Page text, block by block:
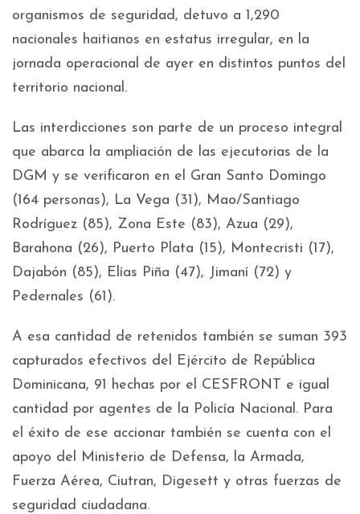
organismos de seguridad, detuvo a 1,290
nacionales haitianos en estatus irregular, en la
jornada operacional de ayer en distintos puntos del
territorio nacional.
Las interdicciones son parte de un proceso integral
que abarca la ampliación de las ejecutorias de la
DGM y se verificaron en el Gran Santo Domingo
(164 personas), La Vega (31), Mao/Santiago
Rodríguez (85), Zona Este (83), Azua (29),
Barahona (26), Puerto Plata (15), Montecristi (17),
Dajabón (85), Elías Piña (47), Jimaní (72) y
Pedernales (61).
A esa cantidad de retenidos también se suman 393
capturados efectivos del Ejército de República
Dominicana, 91 hechas por el CESFRONT e igual
cantidad por agentes de la Policía Nacional. Para
el éxito de ese accionar también se cuenta con el
apoyo del Ministerio de Defensa, la Armada,
Fuerza Aérea, Ciutran, Digesett y otras fuerzas de
seguridad ciudadana.